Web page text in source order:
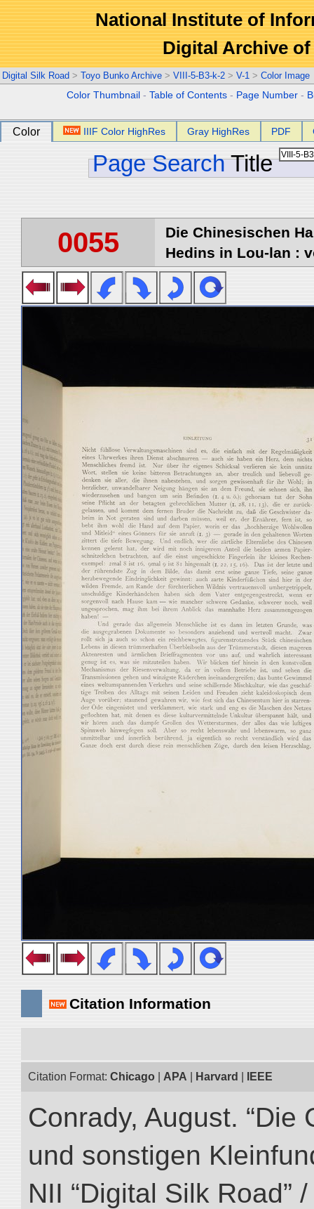
National Institute of
Digital Archive
Digital Silk Road > Toyo Bunko Archive > VIII-5-B3-k-2 > V-1 > Color Image
Color Thumbnail -Table of Contents - Page Number -
Color IIIF Color HighRes Gray HighRes PDF
Page Search Title
0055
Die Chinesischen
Hedins in Lou-lan :
Citation Information
Citation Format: Chicago APA Harvard IEEE
Conrady, August.
und sonstigen
NII “Digital Silk Road”